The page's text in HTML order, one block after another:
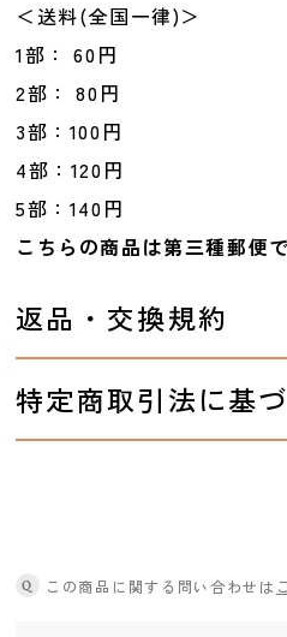
＜送料(全国一律)＞
1部： 60円
2部： 80円
3部：100円
4部：120円
5部：140円
こちらの商品は第三種郵便
返品・交換規約
特定商取引法に基
Q この商品に関する問い合わせは